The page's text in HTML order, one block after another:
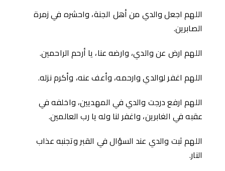
اللهم اجعل والدي من أهل الجنة، واحشره في زمرة
الصابرين.
اللهم ارض عن والدي، وارضه عنا، يا أرحم الراحمين.
اللهم اغفر لوالدي وارحمه، وأعف عنه، وأكرم نزله.
اللهم ارفع درجت والدي في المهديين، واخلفه في
عقبه في الغابرين، واغفر لنا وله يا رب العالمين.
اللهم ثبت والدي عند السؤال في القبر وتجنبه عذاب
النار.